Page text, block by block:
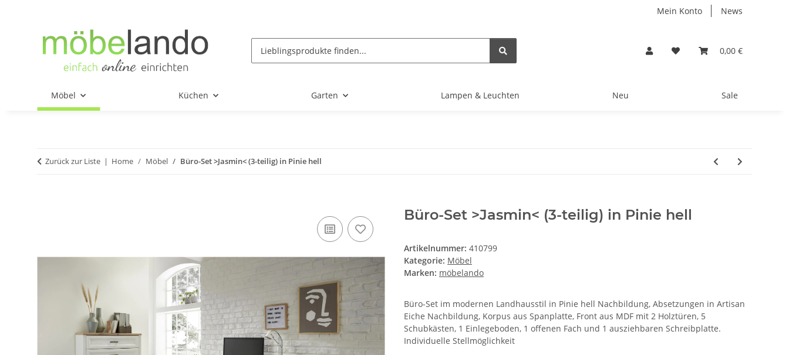
Mein Konto News
0,00 €
Möbel Küchen Garten Lampen & Leuchten Neu Sale
Zurück zur Liste Home Möbel Büro-Set >Jasmin< (3-teilig) in Pinie hell
Büro-Set >Jasmin< (3-teilig) in Pinie hell
Artikelnummer: 410799
Kategorie: Möbel
Marken: möbelando
Büro-Set im modernen Landhausstil in Pinie hell Nachbildung, Absetzungen in Artisan
Eiche Nachbildung, Korpus aus Spanplatte, Front aus MDF mit 2 Holztüren, 5
Schubkästen, 1 Einlegeboden, 1 offenen Fach und 1 ausziehbaren Schreibplatte.
Individuelle Stellmöglichkeit